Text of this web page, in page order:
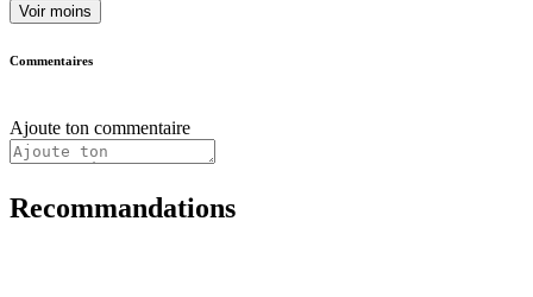
Voir moins
Commentaires
Ajoute ton commentaire
Recommandations